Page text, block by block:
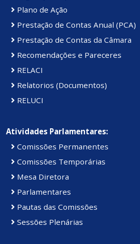
Plano de Ação
Prestação de Contas Anual (PCA)
Prestação de Contas da Câmara
Recomendações e Pareceres
RELACI
Relatorios (Documentos)
RELUCI
Atividades Parlamentares:
Comissões Permanentes
Comissões Temporárias
Mesa Diretora
Parlamentares
Pautas das Comissões
Sessões Plenárias